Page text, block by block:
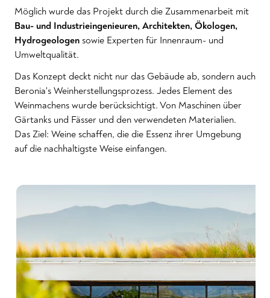
Möglich wurde das Projekt durch die Zusammenarbeit mit
Bau- und Industrieingenieuren, Architekten, Ökologen,
Hydrogeologen sowie Experten für Innenraum- und
Umweltqualität.
Das Konzept deckt nicht nur das Gebäude ab, sondern auch
Beronia's Weinherstellungsprozess. Jedes Element des
Weinmachens wurde berücksichtigt. Von Maschinen über
Gärtanks und Fässer und den verwendeten Materialien.
Das Ziel: Weine schaffen, die die Essenz ihrer Umgebung
auf die nachhaltigste Weise einfangen.